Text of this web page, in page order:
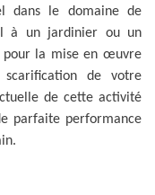
dans le domaine de
à un jardinier ou un
pour la mise en œuvre
de votre
de cette activité
parfaite performance